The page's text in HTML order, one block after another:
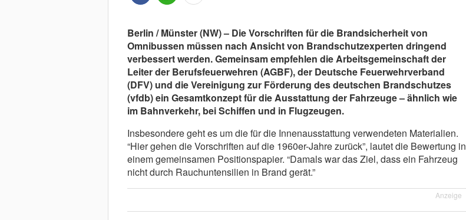
Berlin / Münster (NW) – Die Vorschriften für die Brandsicherheit von
Omnibussen müssen nach Ansicht von Brandschutzexperten dringend
verbessert werden. Gemeinsam empfehlen die Arbeitsgemeinschaft der
Leiter der Berufsfeuerwehren (AGBF), der Deutsche Feuerwehrverband
(DFV) und die Vereinigung zur Förderung des deutschen Brandschutzes
(vfdb) ein Gesamtkonzept für die Ausstattung der Fahrzeuge – ähnlich wie
im Bahnverkehr, bei Schiffen und in Flugzeugen.
Insbesondere geht es um die für die Innenausstattung verwendeten Materialien.
“Hier gehen die Vorschriften auf die 1960er-Jahre zurück”, lautet die Bewertung in
einem gemeinsamen Positionspapier. “Damals war das Ziel, dass ein Fahrzeug
nicht durch Rauchuntensilien in Brand gerät.”
Anzeige